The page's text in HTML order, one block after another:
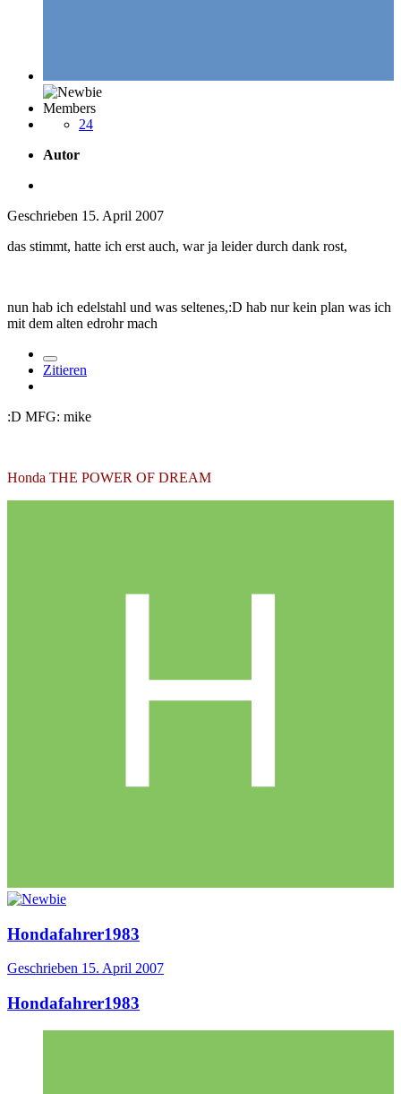
Members
24
Autor
Geschrieben 15. April 2007
das stimmt, hatte ich erst auch, war ja leider durch dank rost,
nun hab ich edelstahl und was seltenes,:D hab nur kein plan was ich
mit dem alten edrohr mach
Zitieren
:D MFG: mike
Honda THE POWER OF DREAM
Hondafahrer1983
Geschrieben 15. April 2007
Hondafahrer1983